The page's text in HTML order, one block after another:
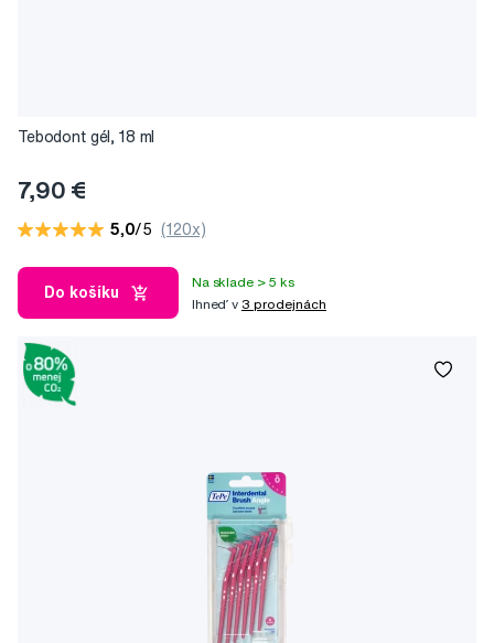
Tebodont gél, 18 ml
7,90 €
5,0/5 (120x)
Do košíku
Na sklade > 5 ks
Ihneď v 3 prodejnách